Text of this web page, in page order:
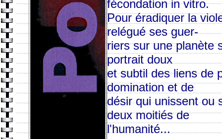
fécondation in vitro.
Pour éradiquer la
relégué ses guer-
riers sur une planète
portrait doux
et subtil des liens de
domination et de
désir qui unissent ou
deux moitiés de
l'humanité...